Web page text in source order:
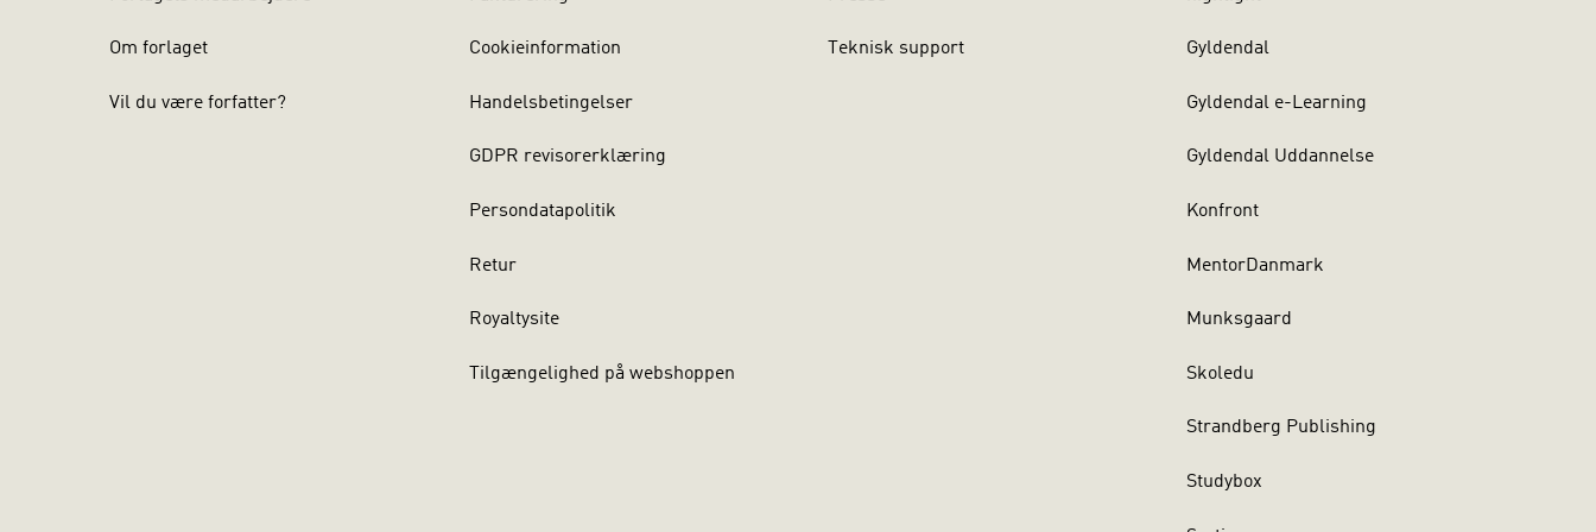
Om forlaget
Vil du være forfatter?
Cookieinformation
Handelsbetingelser
GDPR revisorerklæring
Persondatapolitik
Retur
Royaltysite
Tilgængelighed på webshoppen
Teknisk support Gyldendal
Gyldendal e-Learning
Gyldendal Uddannelse
Konfront
MentorDanmark
Munksgaard
Skoledu
Strandberg Publishing
Studybox